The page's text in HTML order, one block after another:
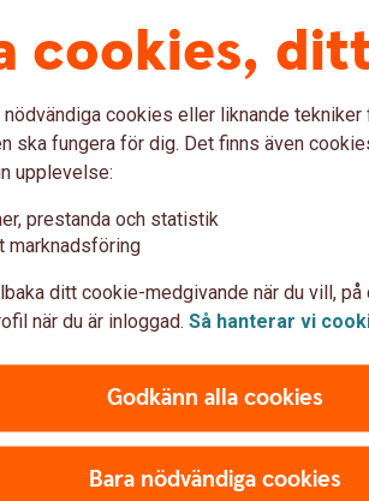
om
cookies,
nödvändiga cookies eller liknande tekniker
ska fungera för dig. Det finns även
upplevelse:
prestanda och statistik
marknadsföring
ditt cookie-medgivande när du vill,
när du är inloggad. Så hanterar vi
Godkänn alla cookies
Bara nödvändiga cookies